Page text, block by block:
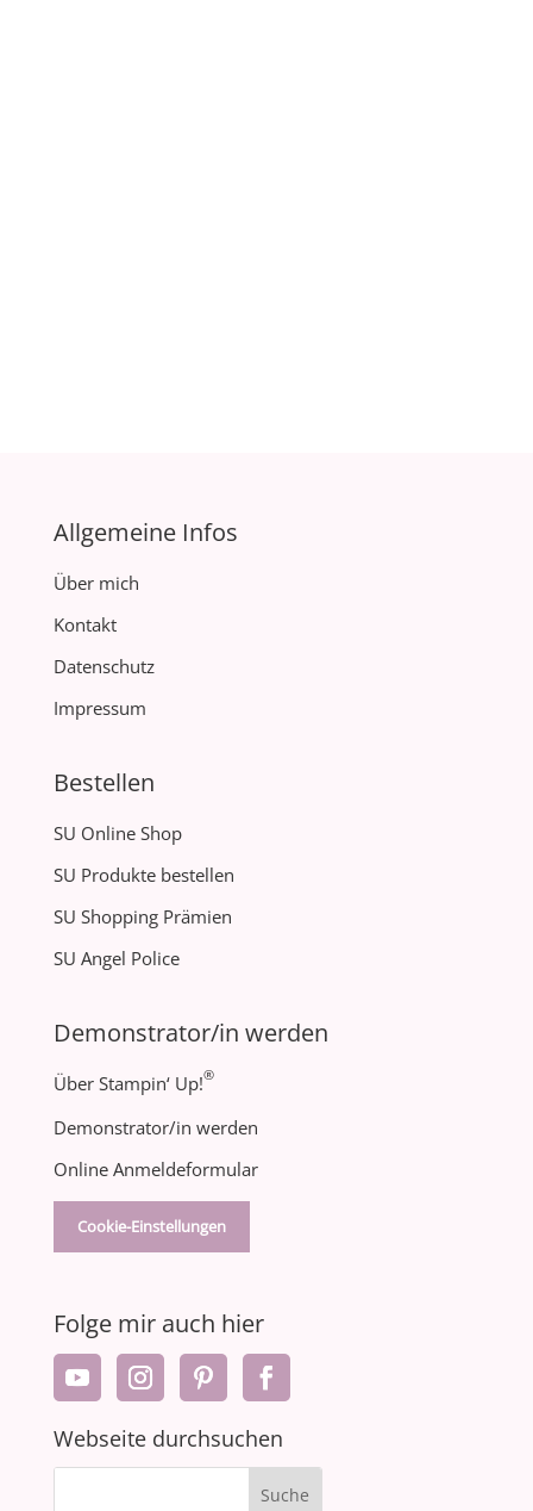
Allgemeine Infos
Über mich
Kontakt
Datenschutz
Impressum
Bestellen
SU Online Shop
SU Produkte bestellen
SU Shopping Prämien
SU Angel Police
Demonstrator/in werden
Über Stampin‘ Up!®
Demonstrator/in werden
Online Anmeldeformular
Cookie-Einstellungen
Folge mir auch hier
Webseite durchsuchen